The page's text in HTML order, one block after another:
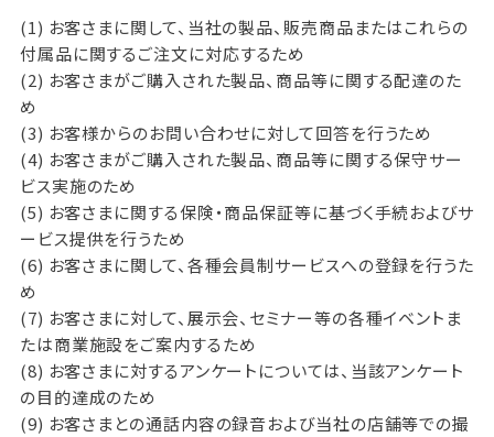
(1) お客さまに関して、当社の製品、販売商品またはこれらの
付属品に関するご注文に対応するため
(2) お客さまがご購入された製品、商品等に関する配達のた
め
(3) お客様からのお問い合わせに対して回答を行うため
(4) お客さまがご購入された製品、商品等に関する保守サー
ビス実施のため
(5) お客さまに関する保険・商品保証等に基づく手続およびサ
ービス提供を行うため
(6) お客さまに関して、各種会員制サービスへの登録を行うた
め
(7) お客さまに対して、展示会、セミナー等の各種イベントま
たは商業施設をご案内するため
(8) お客さまに対するアンケートについては、当該アンケート
の目的達成のため
(9) お客さまとの通話内容の録音および当社の店舗等での撮